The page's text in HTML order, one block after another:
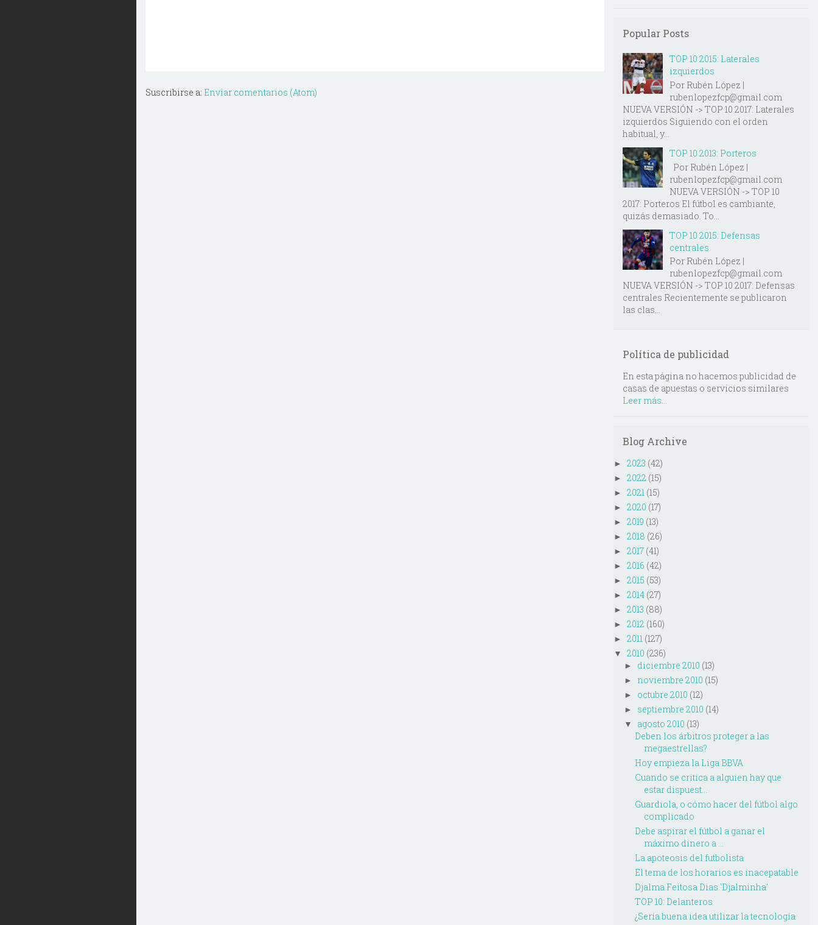
Suscribirse a: Enviar comentarios (Atom)
Popular Posts
TOP 10 2015: Laterales
izquierdos
Por Rubén López |
rubenlopezfcp@gmail.com
NUEVA VERSIÓN -> TOP 10 2017: Laterales
izquierdos Siguiendo con el orden
habitual, y...
TOP 10 2013: Porteros
Por Rubén López |
rubenlopezfcp@gmail.com
NUEVA VERSIÓN -> TOP 10
2017: Porteros El fútbol es cambiante,
quizás demasiado. To...
TOP 10 2015: Defensas
centrales
Por Rubén López |
rubenlopezfcp@gmail.com
NUEVA VERSIÓN -> TOP 10 2017: Defensas
centrales Recientemente se publicaron
las clas...
Política de publicidad
En esta página no hacemos publicidad de
casas de apuestas o servicios similares
Leer más...
Blog Archive
► 2023 (42)
► 2022 (15)
► 2021 (15)
► 2020 (17)
► 2019 (13)
► 2018 (26)
► 2017 (41)
► 2016 (42)
► 2015 (53)
► 2014 (27)
► 2013 (88)
► 2012 (160)
► 2011 (127)
▼ 2010 (236)
► diciembre 2010 (13)
► noviembre 2010 (15)
► octubre 2010 (12)
► septiembre 2010 (14)
▼ agosto 2010 (13)
Deben los árbitros proteger a las
megaestrellas?
Hoy empieza la Liga BBVA
Cuando se critica a alguien hay que
estar dispuest...
Guardiola, o cómo hacer del fútbol algo
complicado
Debe aspirar el fútbol a ganar el
máximo dinero a ...
La apoteosis del futbolista
El tema de los horarios es inacepatable
Djalma Feitosa Dias 'Djalminha'
TOP 10: Delanteros
¿Sería buena idea utilizar la tecnología